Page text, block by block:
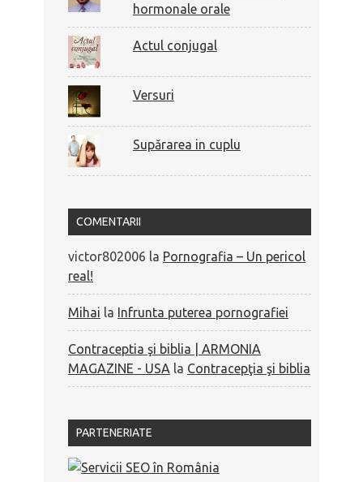
hormonale orale
Actul conjugal
Versuri
Supărarea in cuplu
COMENTARII
victor802006 la Pornografia – Un pericol
real!
Mihai la Infrunta puterea pornografiei
Contraceptia şi biblia | ARMONIA
MAGAZINE - USA la Contracepţia şi biblia
PARTENERIATE